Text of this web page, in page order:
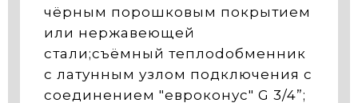
чёрным порошковым покрытием
или нержавеющей
стали;съёмный теплоdобменник
с латунным узлом подключения с
соединением "евроконус" G 3/4”;